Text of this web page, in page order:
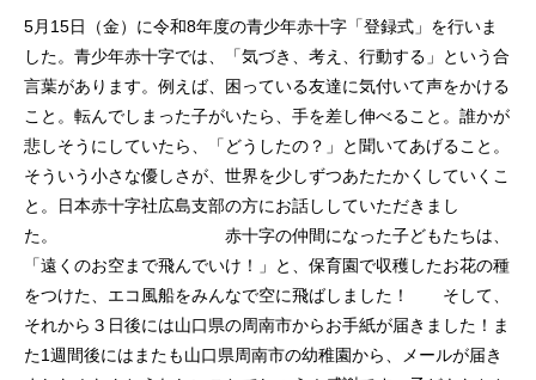
5月15日（金）に令和8年度の青少年赤十字「登録式」を行いま
した。青少年赤十字では、「気づき、考え、行動する」という合
言葉があります。例えば、困っている友達に気付いて声をかける
こと。転んでしまった子がいたら、手を差し伸べること。誰かが
悲しそうにしていたら、「どうしたの？」と聞いてあげること。
そういう小さな優しさが、世界を少しずつあたたかくしていくこ
と。日本赤十字社広島支部の方にお話ししていただきまし
た。 赤十字の仲間になった子どもたちは、
「遠くのお空まで飛んでいけ！」と、保育園で収穫したお花の種
をつけた、エコ風船をみんなで空に飛ばしました！ そして、
それから３日後には山口県の周南市からお手紙が届きました！ま
た1週間後にはまたも山口県周南市の幼稚園から、メールが届き